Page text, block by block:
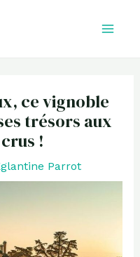
ce vignoble
trésors aux
!
Parrot